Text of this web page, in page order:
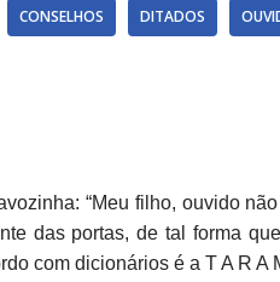
CONSELHOS DITADOS
“Meu filho, ouvido
das portas, de tal forma
com dicionários é a T A R A